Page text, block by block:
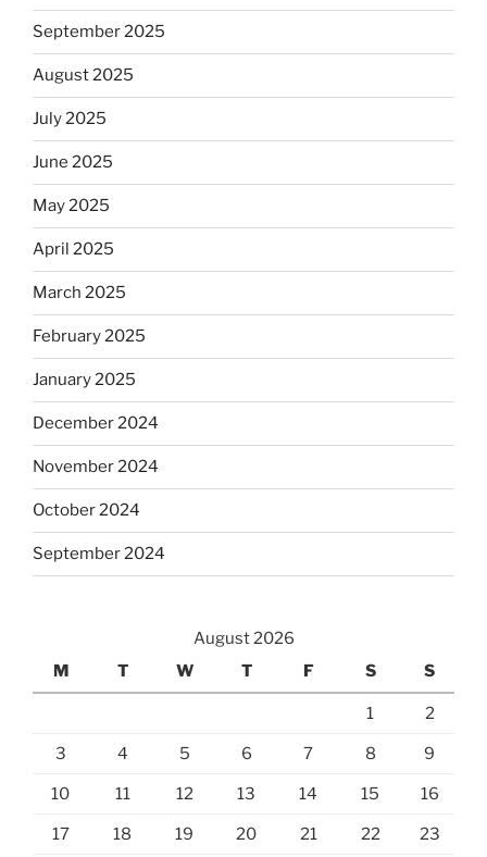
September 2025
August 2025
July 2025
June 2025
May 2025
April 2025
March 2025
February 2025
January 2025
December 2024
November 2024
October 2024
September 2024
August 2026
M
T W T F S S
1 2
3 4 5 6 7 8 9
10 11 12 13 14 15 16
17 18 19 20 21 22 23